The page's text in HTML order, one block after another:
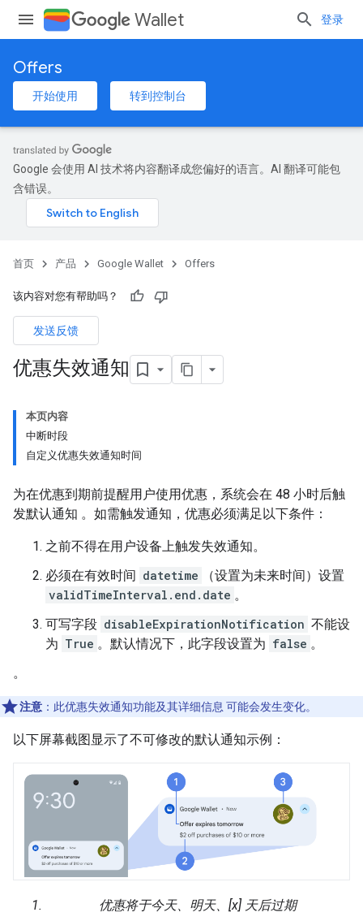
Wallet 登录
Offers
开始使用 转到控制台
Google 会使用 AI 技术将内容翻译成您偏好的语言。AI 翻译可能包
含错误。
首页 产品 Google Wallet Offers
该内容对您有帮助吗？
发送反馈
优惠失效通知
本页内容
中断时段
自定义优惠失效通知时间
为在优惠到期前提醒用户使用优惠，系统会在 48 小时后触
发默认通知 。如需触发通知，优惠必须满足以下条件：
之前不得在用户设备上触发失效通知。
必须在有效时间 datetime
（设置为未来时间）设置
validTimeInterval.end.date 。
可写字段 disableExpirationNotification 不能设
为 True 。默认情况下，此字段设置为 false 。
。
注意 ：此优惠失效通知功能及其详细信息 可能会发生变化。
以下屏幕截图显示了不可修改的默认通知示例：
优惠将于今天、明天、[x] 天后过期